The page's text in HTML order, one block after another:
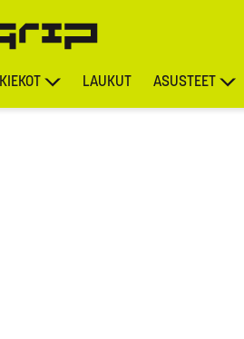
KIEKOT LAUKUT ASUSTEET